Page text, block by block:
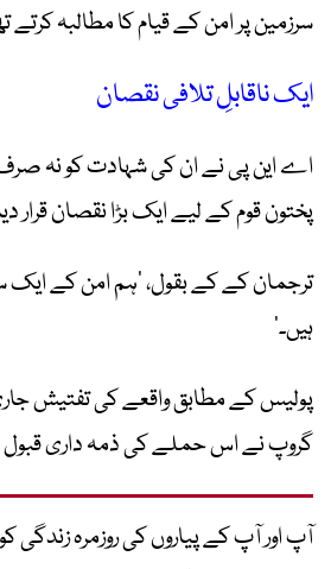
سرزمین پر امن کے قیام کا مطالبہ کرتے
ایک ناقابلِ تلافی نقصان
اے این پی نے ان کی شہادت کو نہ صرف
پختون قوم کے لیے ایک بڑا نقصان قرار
ترجمان کے کے بقول، ‘ہم امن کے
ہیں۔’
پولیس کے مطابق واقعے کی تفتیش
گروپ نے اس حملے کی ذمہ داری قبول
آپ اور آپ کے پیاروں کی روزمرہ زندگی